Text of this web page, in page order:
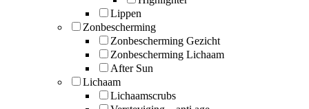
Lippen
Zonbescherming
Zonbescherming Gezicht
Zonbescherming Lichaam
After Sun
Lichaam
Lichaamscrubs